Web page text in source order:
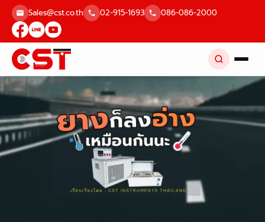
Skip
content
Sales@cst.co.th 02-915-1693 086-086-2000